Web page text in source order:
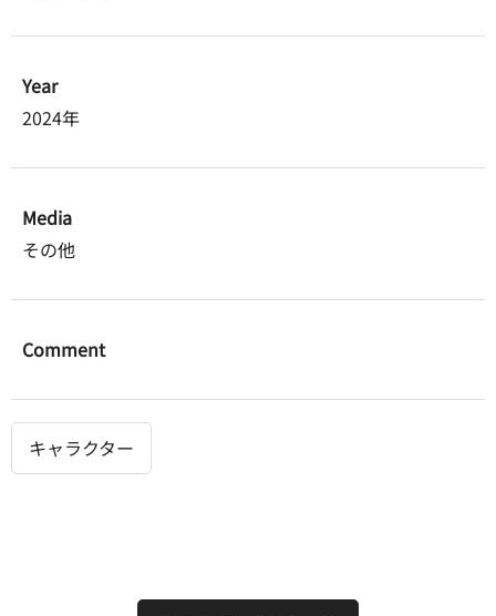
Year
2024年
Media
その他
Comment
キャラクター